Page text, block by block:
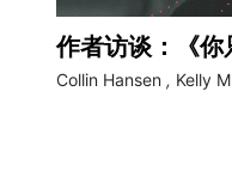
作者访谈：《你
Collin Hansen , Kelly